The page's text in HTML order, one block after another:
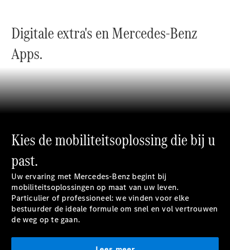
Elektrische modellen
Plug-in Hybrid modellen
Limousine
Limousine
CLA
Elektrisch
CLA
C-Klasse
Limousine
C-Klasse
Limousine
Elektrisch
EQE
Digitale extra's en Mercedes-Benz
Apps.
Kies de mobiliteitsoplossing die bij u
past.
Uw ervaring met Mercedes-Benz begint bij
mobiliteitsoplossingen op maat van uw leven.
Particulier of professioneel: we vinden voor elke
bestuurder de ideale formule om snel en vol vertrouwen
de weg op te gaan.